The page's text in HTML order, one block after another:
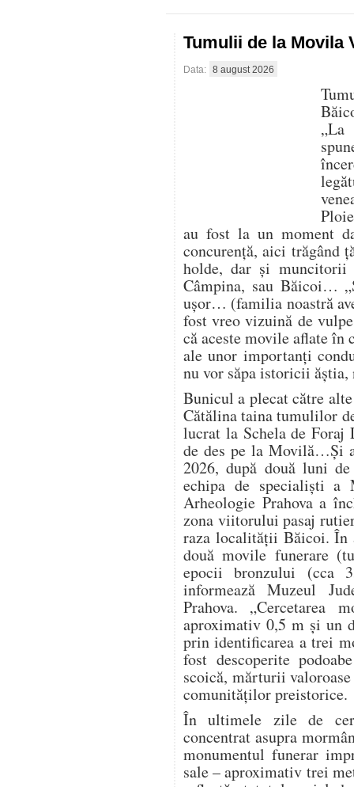
Tumulii de la
Data: 8 august 2026
au fost la un moment
concurență, aici trăgând
holde, dar și muncitorii
Câmpina, sau Băicoi…
ușor… (familia noastră
fost vreo vizuină de
că aceste movile aflate
ale unor importanți
nu vor săpa istoricii
Bunicul a plecat către
Cătălina taina tumulilor
lucrat la Schela de
de des pe la Movilă…Și
2026, după două luni
echipa de specialiști a
Arheologie Prahova a
zona viitorului pasaj
raza localității Băicoi. În
două movile funerare
epocii bronzului (cca
informează Muzeul
Prahova.
aproximativ 0,5 m și un
prin identificarea a trei
fost descoperite
scoică, mărturii
comunităților preistorice.
În ultimele zile de
concentrat asupra
monumentul funerar
sale – aproximativ trei